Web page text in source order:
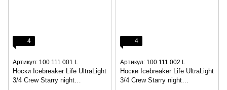
4
Артикул: 100 111 001 L
Носки Icebreaker Life UltraLight
3/4 Crew Starry night
4
Артикул: 100 111 002 L
Носки Icebreaker Life UltraLight
3/4 Crew Starry night